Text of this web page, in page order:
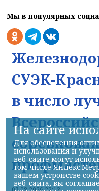
Мы в популярных
СУЭК-
в число
На сайте
Для обеспечения
использования и
веб-сайте могут
том числе
вашем устройстве
веб-сайта, вы